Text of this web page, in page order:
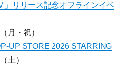
」リリース記念オフラインイベ
月・祝）
UP STORE 2026 STARRING
土）